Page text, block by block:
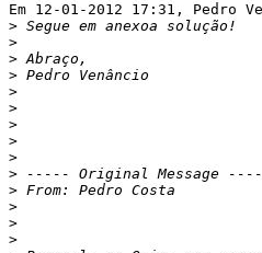
Em 12-01-2012 17:31, Pedro
>
>
>
>
>
>
>
>
>
>
>
>
>
>